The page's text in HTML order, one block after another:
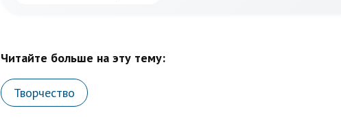
Читайте больше на эту тему:
Творчество